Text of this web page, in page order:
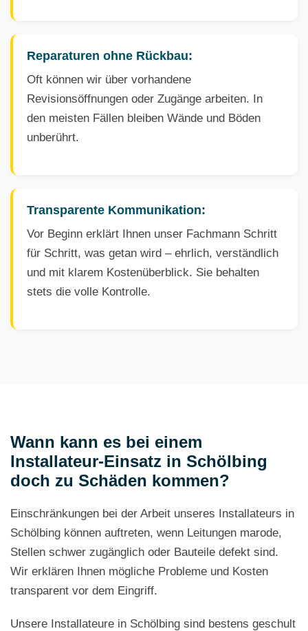
Reparaturen ohne Rückbau:
Oft können wir über vorhandene
Revisionsöffnungen oder Zugänge arbeiten. In
den meisten Fällen bleiben Wände und Böden
unberührt.
Transparente Kommunikation:
Vor Beginn erklärt Ihnen unser Fachmann Schritt
für Schritt, was getan wird – ehrlich, verständlich
und mit klarem Kostenüberblick. Sie behalten
stets die volle Kontrolle.
Wann kann es bei einem
Installateur-Einsatz in Schölbing
doch zu Schäden kommen?
Einschränkungen bei der Arbeit unseres Installateurs in
Schölbing können auftreten, wenn Leitungen marode,
Stellen schwer zugänglich oder Bauteile defekt sind.
Wir erklären Ihnen mögliche Probleme und Kosten
transparent vor dem Eingriff.
Unsere Installateure in Schölbing sind bestens geschult